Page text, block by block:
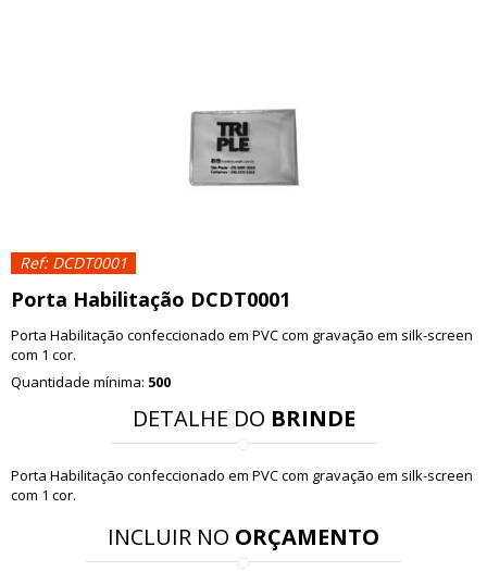
Ref: DCDT0001
Porta Habilitação DCDT0001
Porta Habilitação confeccionado em PVC com gravação em silk-screen
com 1 cor.
Quantidade mínima: 500
DETALHE DO BRINDE
Porta Habilitação confeccionado em PVC com gravação em silk-screen
com 1 cor.
INCLUIR NO ORÇAMENTO